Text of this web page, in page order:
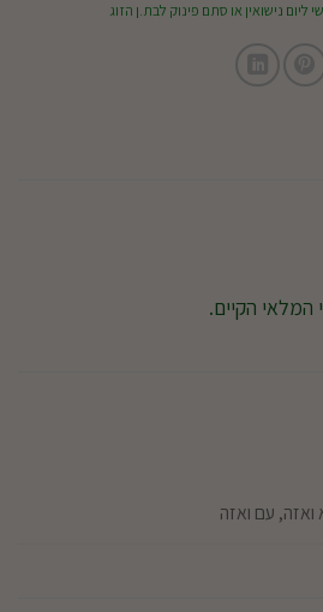
שי ליום נישואין או סתם פינוק לבת.ן הזוג
הקיים.
ואזה, עם ואזה